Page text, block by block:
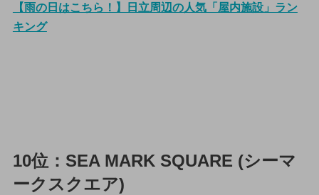
【雨の日はこちら！】日立周辺の人気「屋内施設」ラン
キング
10位：SEA MARK SQUARE (シーマ
ークスクエア)